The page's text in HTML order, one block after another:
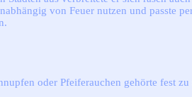
von Feuer nutzen und passte
oder Pfeiferauchen gehörte fest